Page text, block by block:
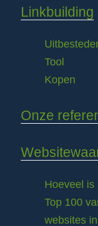
Linkbuilding
Tool
Kopen
Onze
Hoeveel is
Top 100
websites